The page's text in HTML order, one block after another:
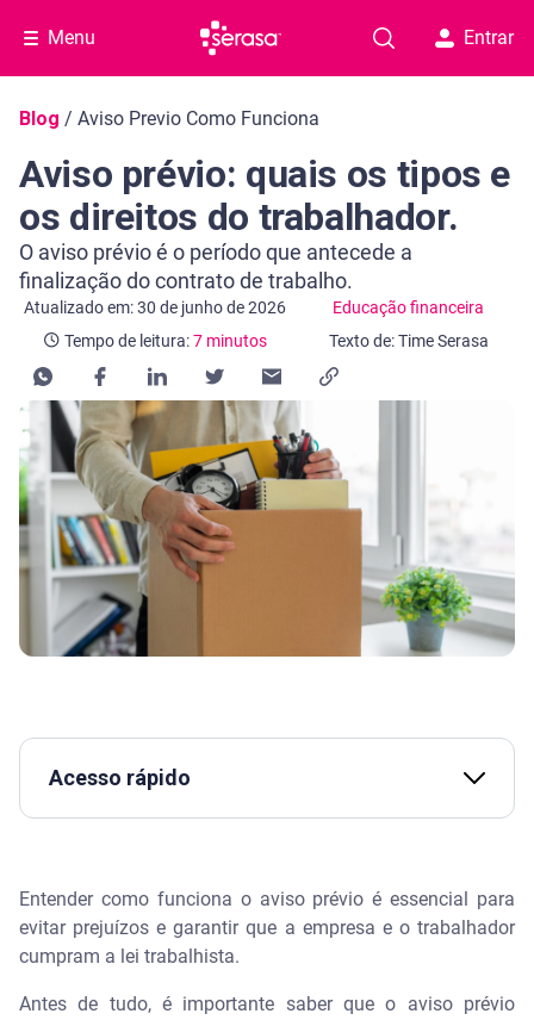
Menu Entrar
Navegação do blog
Blog / Aviso Previo Como Funciona
Aviso prévio: quais os tipos e
os direitos do trabalhador.
O aviso prévio é o período que antecede a
finalização do contrato de trabalho.
Atualizado em: 30 de junho de 2026 Educação financeira
Categoria Educação financeira
Tempo de leitura:7 minutos
Tempo de leitura: 7 minutos
Texto de: Time Serasa
Acesso rápido
O que é aviso prévio e como funciona na prática?
aviso prévio indenizado?
Entender como funciona o aviso prévio é essencial para
evitar prejuízos e garantir que a empresa e o trabalhador
cumpram a lei trabalhista.
Antes de tudo, é importante saber que o aviso prévio